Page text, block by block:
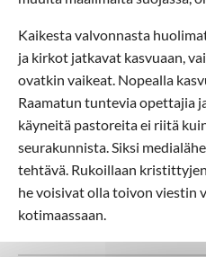
Kaikesta valvonnasta
ja kirkot jatkavat kasvuaan,
ovatkin vaikeat. Nopealla
Raamatun tuntevia opettajia
käyneitä pastoreita ei riitä
seurakunnista. Siksi
tehtävä. Rukoillaan
he voisivat olla toivon viestin
kotimaassaan.